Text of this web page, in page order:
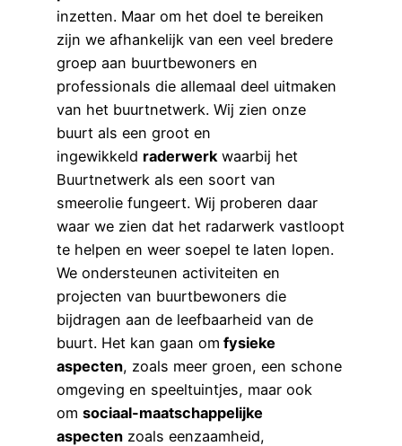
inzetten. Maar om het doel te bereiken
zijn we afhankelijk van een veel bredere
groep aan buurtbewoners en
professionals die allemaal deel uitmaken
van het buurtnetwerk. Wij zien onze
buurt als een groot en
ingewikkeld raderwerkwaarbij het
Buurtnetwerk als een soort van
smeerolie fungeert. Wij proberen daar
waar we zien dat het radarwerk vastloopt
te helpen en weer soepel te laten lopen.
We ondersteunen activiteiten en
projecten van buurtbewoners die
bijdragen aan de leefbaarheid van de
buurt. Het kan gaan om fysieke
aspecten, zoals meer groen, een schone
omgeving en speeltuintjes, maar ook
om sociaal-maatschappelijke
aspectenzoals eenzaamheid,